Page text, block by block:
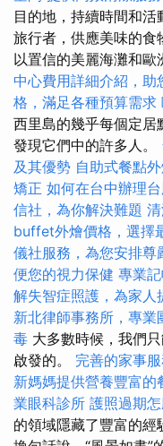
目的地，持續時間和
旅行者，供應美味的食
以置信的美麗海灘和歐
中心費用詳細介紹，助
格，滿足各種預算需求
西里島的幾乎每個定居
發現它們中的許多人。
及其優勢 自助式餐點
矯正 如何在台中辦理
信社，為你解決難題
buffet外燴價格，選擇
儀社服務，為您安排尊
便您的視力保健 專業
解失智症照護，為家人
新北律師事務所，專業
毒 大多數時候，我們
啟發的。 完善的家事
新媽媽提供營養豐富的
業眼科診所 護照過期
的領域隱藏了豐富的經